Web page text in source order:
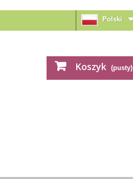
Polski
Koszyk (pusty)